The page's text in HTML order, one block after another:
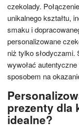
czekolady.
unikalnego kształtu,
smaku i
personalizowane
niż tylko słodyczami.
wywołać
sposobem na
prezenty dla
idealne?